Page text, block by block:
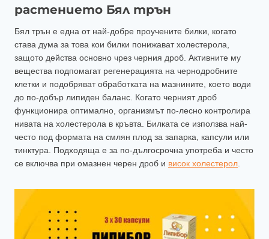
растението Бял трън
Бял трън е една от най-добре проучените билки, когато
става дума за това кои билки понижават холестерола,
защото действа основно чрез черния дроб. Активните му
вещества подпомагат регенерацията на чернодробните
клетки и подобряват обработката на мазнините, което води
до по-добър липиден баланс. Когато черният дроб
функционира оптимално, организмът по-лесно контролира
нивата на холестерола в кръвта. Билката се използва най-
често под формата на смлян плод за запарка, капсули или
тинктура. Подходяща е за по-дългосрочна употреба и често
се включва при омазнен черен дроб и висок холестерол